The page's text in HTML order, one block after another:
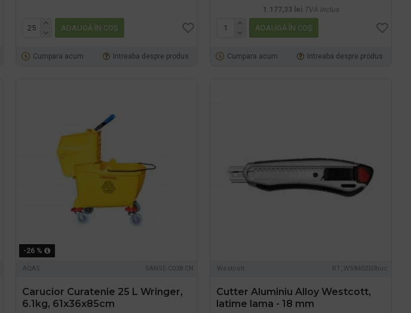
ADAUGĂ ÎN COŞ
Cumpara acum Intreaba despre produs
1.177,33 lei TVA inclus
ADAUGĂ ÎN COŞ
Cumpara acum Intreaba despre produs
-26 %
AQAS SANSE-C038-CN
Carucior Curatenie 25 L Wringer,
6.1kg, 61x36x85cm
Westcott RT_WS840250buc
Cutter Aluminiu Alloy Westcott,
latime lama - 18 mm